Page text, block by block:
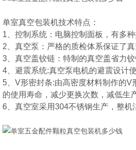
单室真空包装机技术特点：
1、控制系统：电脑控制面板，有多种
2、真空泵：严格的质检体系保证了真
3、真空盖铰链：特制的真空盖省力
4、避震系统:真空泵电机的避震设计
5、V形密封条:由高密度材料制作的
的使用寿命，减少更换次数，减低生
6、真空室采用304不锈钢生产，整机